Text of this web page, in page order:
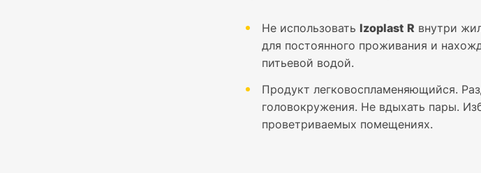
Не использовать Izoplast R внутри
для постоянного проживания и
питьевой водой.
Продукт легковоспламеняющийся.
головокружения. Не вдыхать пары.
проветриваемых помещениях.